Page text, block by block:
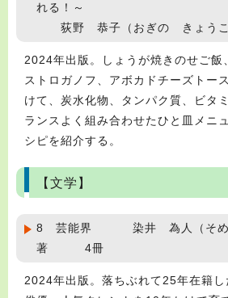
れる！～
荻野 恭子（おぎの きょ
2024年出版。しょうが焼きのせご飯
ストロガノフ、アボカドチーズトー
けて、炭水化物、タンパク質、ビタ
ランスよく組み合わせたひと皿メニ
シピを紹介する。
【文学】
8 芸能界 染井 為人（そめ
著 4冊
2024年出版。落ちぶれて25年在籍し